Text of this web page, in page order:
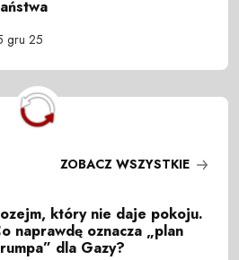
gru 25
ZOBACZ WSZYSTKIE
który nie daje pokoju.
naprawdę oznacza „plan
dla Gazy?